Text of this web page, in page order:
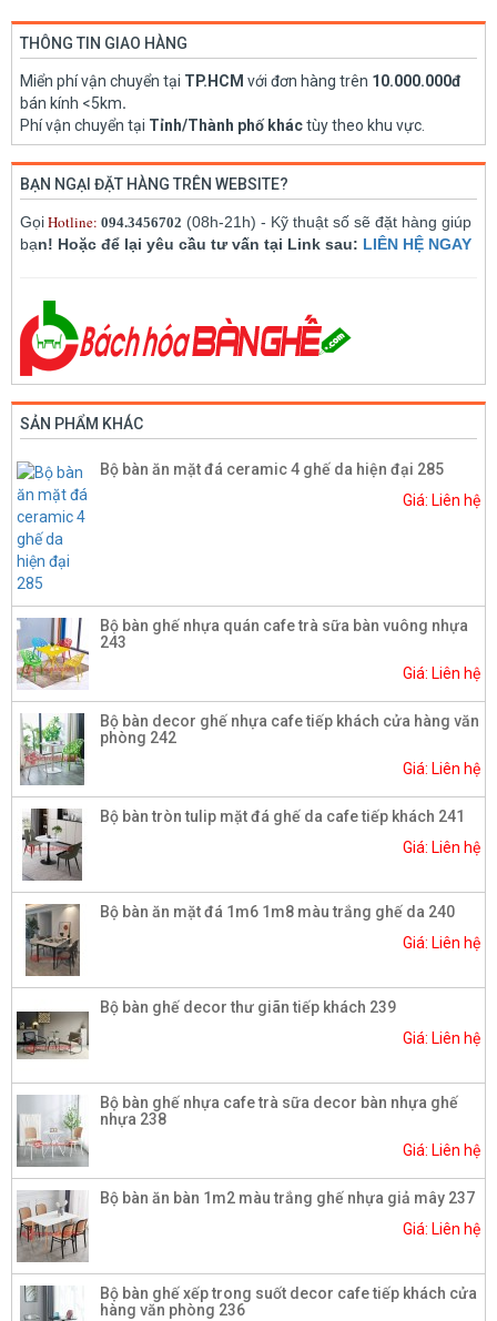
THÔNG TIN GIAO HÀNG
Miển phí vận chuyển tại TP.HCM với đơn hàng trên 10.000.000đ
bán kính <5km.
Phí vận chuyển tại Tỉnh/Thành phố kháctùy theo khu vực.
BẠN NGẠI ĐẶT HÀNG TRÊN WEBSITE?
GọiHotline: 094.3456702 (08h-21h) - Kỹ thuật số sẽ đặt hàng giúp
bạn! Hoặc để lại yêu cầu tư vấn tại Link sau: LIÊN HỆ NGAY
SẢN PHẨM KHÁC
Bộ bàn ăn mặt đá ceramic 4 ghế da hiện đại 285
Giá: Liên hệ
Bộ bàn ghế nhựa quán cafe trà sữa bàn vuông nhựa
243
Giá: Liên hệ
Bộ bàn decor ghế nhựa cafe tiếp khách cửa hàng văn
phòng 242
Giá: Liên hệ
Bộ bàn tròn tulip mặt đá ghế da cafe tiếp khách 241
Giá: Liên hệ
Bộ bàn ăn mặt đá 1m6 1m8 màu trắng ghế da 240
Giá: Liên hệ
Bộ bàn ghế decor thư giãn tiếp khách 239
Giá: Liên hệ
Bộ bàn ghế nhựa cafe trà sữa decor bàn nhựa ghế
nhựa 238
Giá: Liên hệ
Bộ bàn ăn bàn 1m2 màu trắng ghế nhựa giả mây 237
Giá: Liên hệ
Bộ bàn ghế xếp trong suốt decor cafe tiếp khách cửa
hàng văn phòng 236